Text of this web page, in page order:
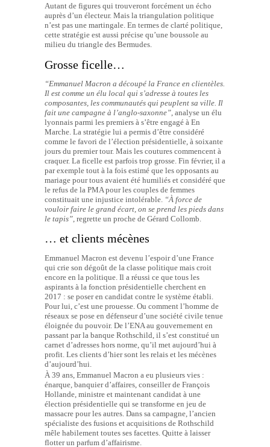
Autant de figures qui trouveront forcément un écho
auprès d’un électeur. Mais la triangulation politique
n’est pas une martingale. En termes de clarté politique,
cette stratégie est aussi précise qu’une boussole au
milieu du triangle des Bermudes.
Grosse ficelle…
“Emmanuel Macron a découpé la France en clientèles.
Il est comme un élu local qui s’adresse à toutes les
composantes, les communautés qui peuplent sa ville. Il
fait une campagne à l’anglo-saxonne” , analyse un élu
lyonnais parmi les premiers à s’être engagé à En
Marche. La stratégie lui a permis d’être considéré
comme le favori de l’élection présidentielle, à soixante
jours du premier tour. Mais les coutures commencent à
craquer. La ficelle est parfois trop grosse. Fin février, il a
par exemple tout à la fois estimé que les opposants au
mariage pour tous avaient été humiliés et considéré que
le refus de la PMA pour les couples de femmes
constituait une injustice intolérable. “À force de
vouloir faire le grand écart, on se prend les pieds dans
le tapis” , regrette un proche de Gérard Collomb.
… et clients mécènes
Emmanuel Macron est devenu l’espoir d’une France
qui crie son dégoût de la classe politique mais croit
encore en la politique. Il a réussi ce que tous les
aspirants à la fonction présidentielle cherchent en
2017 : se poser en candidat contre le système établi.
Pour lui, c’est une prouesse. Ou comment l’homme de
réseaux se pose en défenseur d’une société civile tenue
éloignée du pouvoir. De l’ENA au gouvernement en
passant par la banque Rothschild, il s’est constitué un
carnet d’adresses hors norme, qu’il met aujourd’hui à
profit. Les clients d’hier sont les relais et les mécènes
d’aujourd’hui.
À 39 ans, Emmanuel Macron a eu plusieurs vies :
énarque, banquier d’affaires, conseiller de François
Hollande, ministre et maintenant candidat à une
élection présidentielle qui se transforme en jeu de
massacre pour les autres. Dans sa campagne, l’ancien
spécialiste des fusions et acquisitions de Rothschild
mêle habilement toutes ses facettes. Quitte à laisser
flotter un parfum d’affairisme.